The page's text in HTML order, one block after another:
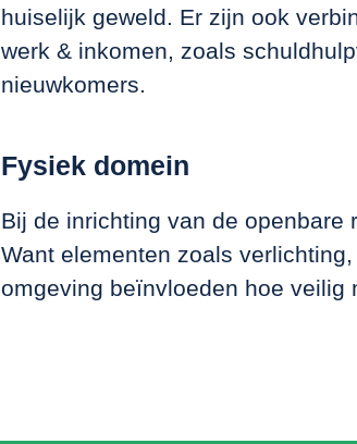
huiselijk geweld. Er zijn ook
werk & inkomen, zoals
nieuwkomers.
Fysiek domein
Bij de inrichting van de openbare
Want elementen zoals
omgeving beïnvloeden hoe veilig